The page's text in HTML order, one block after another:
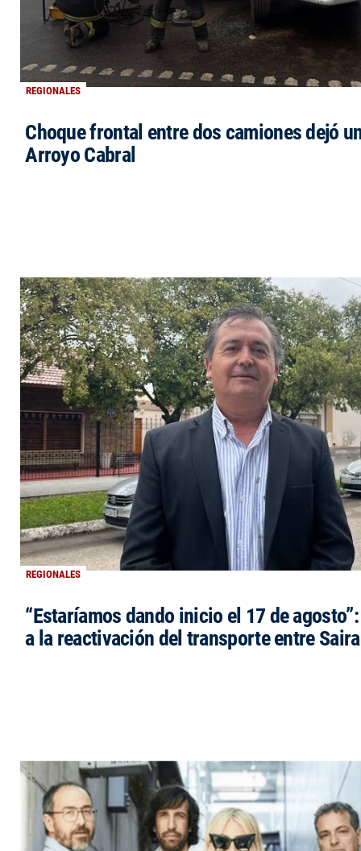
REGIONALES
Choque frontal entre dos camiones dejó
Arroyo Cabral
REGIONALES
“Estaríamos dando inicio el 17 de
a la reactivación del transporte entre